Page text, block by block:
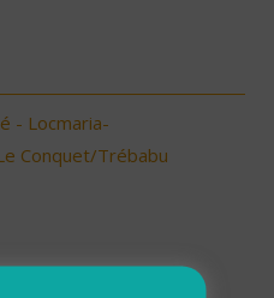
- Locmaria-
Conquet/Trébabu